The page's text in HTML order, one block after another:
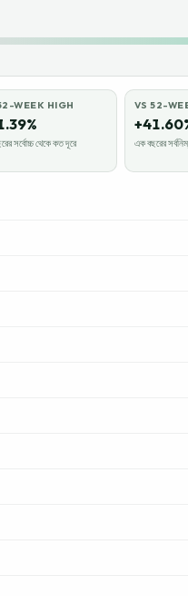
WEEK HIGH
সর্বোচ্চ থেকে কত দূরে
VS 52-
এক বছরের